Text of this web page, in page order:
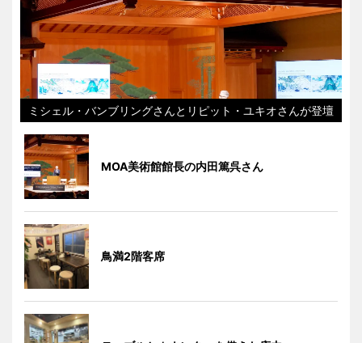
ミシェル・バンブリングさんとリピット・ユキオさんが登壇
MOA美術館館長の内田篤呉さん
鳥満2階客席